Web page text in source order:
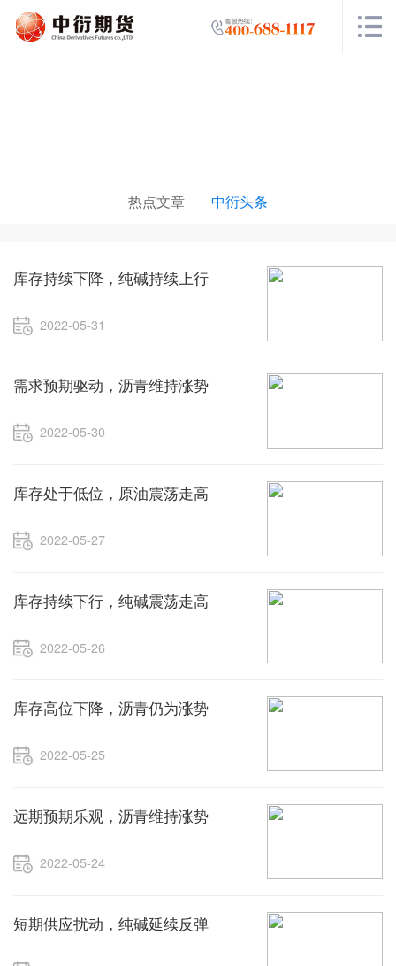
热点文章 中衍头条
库存持续下降，纯碱持续上行
2022-05-31
需求预期驱动，沥青维持涨势
2022-05-30
库存处于低位，原油震荡走高
2022-05-27
库存持续下行，纯碱震荡走高
2022-05-26
库存高位下降，沥青仍为涨势
2022-05-25
远期预期乐观，沥青维持涨势
2022-05-24
短期供应扰动，纯碱延续反弹